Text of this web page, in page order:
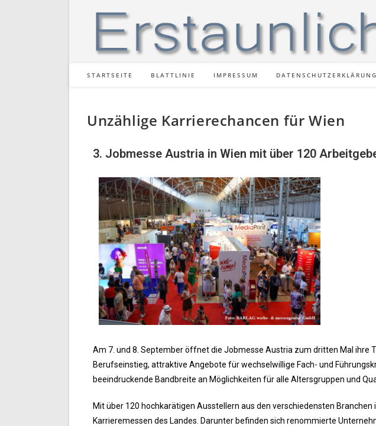
STARTSEITE BLATTLINIE IMPRESSUM DATENSCHUTZERKLÄRUNG
Unzählige Karrierechancen für Wien
3. Jobmesse Austria in Wien mit über 120
Am 7. und 8. September öffnet die Jobmesse Austria zum dritten Mal ihre
Berufseinstieg, attraktive Angebote für wechselwillige Fach- und
beeindruckende Bandbreite an Möglichkeiten für alle Altersgruppen und
Mit über 120 hochkarätigen Ausstellern aus den verschiedensten
Karrieremessen des Landes. Darunter befinden sich renommierte